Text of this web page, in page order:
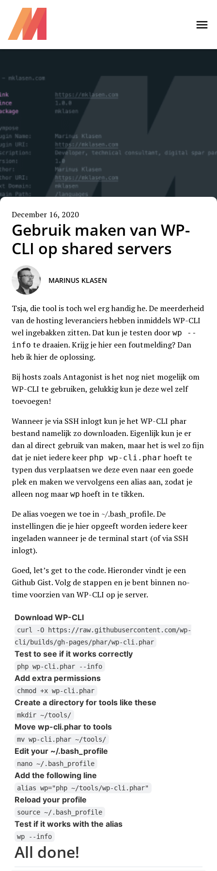
December 16, 2020
Gebruik maken van WP-
CLI op shared servers
MARINUS KLASEN
Tsja, die tool is toch wel erg handig he. De meerderheid
van de hosting leveranciers hebben inmiddels WP-CLI
wel ingebakken zitten. Dat kun je testen door wp --
info te draaien. Krijg je hier een foutmelding? Dan
heb ik hier de oplossing.
Bij hosts zoals Antagonist is het nog niet mogelijk om
WP-CLI te gebruiken, gelukkig kun je deze wel zelf
toevoegen!
Wanneer je via SSH inlogt kun je het WP-CLI phar
bestand namelijk zo downloaden. Eigenlijk kun je er
dan al direct gebruik van maken, maar het is wel zo fijn
dat je niet iedere keer php wp-cli.phar hoeft te
typen dus verplaatsen we deze even naar een goede
plek en maken we vervolgens een alias aan, zodat je
alleen nog maar wp hoeft in te tikken.
De alias voegen we toe in ~/.bash_profile. De
instellingen die je hier opgeeft worden iedere keer
ingeladen wanneer je de terminal start (of via SSH
inlogt).
Goed, let’s get to the code. Hieronder vindt je een
Github Gist. Volg de stappen en je bent binnen no-
time voorzien van WP-CLI op je server.
Download WP-CLI
curl -O https://raw.githubusercontent.com/wp-
cli/builds/gh-pages/phar/wp-cli.phar
Test to see if it works correctly
php wp-cli.phar --info
Add extra permissions
chmod +x wp-cli.phar
Create a directory for tools like these
mkdir ~/tools/
Move wp-cli.phar to tools
mv wp-cli.phar ~/tools/
Edit your ~/.bash_profile
nano ~/.bash_profile
Add the following line
alias wp="php ~/tools/wp-cli.phar"
Reload your profile
source ~/.bash_profile
Test if it works with the alias
wp --info
All done!